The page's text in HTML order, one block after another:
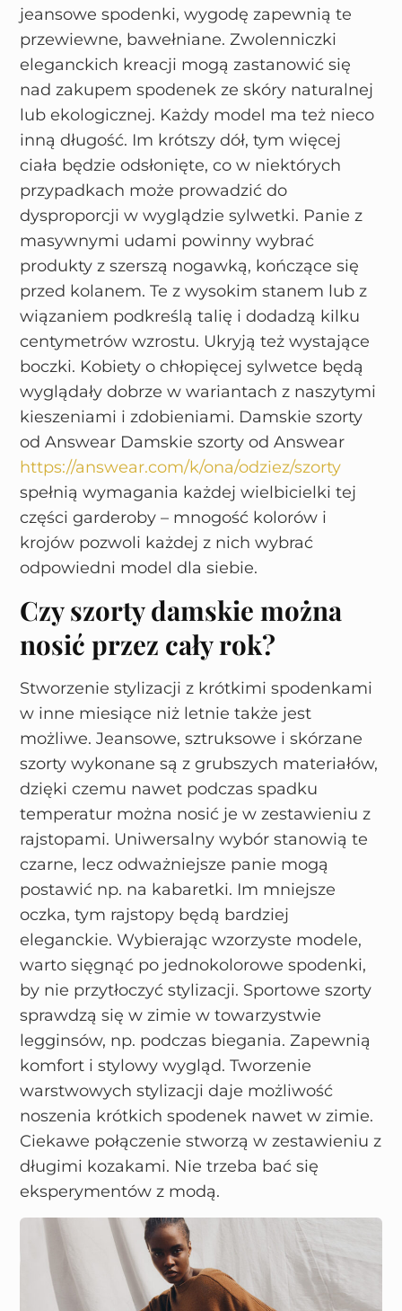
jeansowe spodenki, wygodę zapewnią te
przewiewne, bawełniane. Zwolenniczki
eleganckich kreacji mogą zastanowić się
nad zakupem spodenek ze skóry naturalnej
lub ekologicznej. Każdy model ma też nieco
inną długość. Im krótszy dół, tym więcej
ciała będzie odsłonięte, co w niektórych
przypadkach może prowadzić do
dysproporcji w wyglądzie sylwetki. Panie z
masywnymi udami powinny wybrać
produkty z szerszą nogawką, kończące się
przed kolanem. Te z wysokim stanem lub z
wiązaniem podkreślą talię i dodadzą kilku
centymetrów wzrostu. Ukryją też wystające
boczki. Kobiety o chłopięcej sylwetce będą
wyglądały dobrze w wariantach z naszytymi
kieszeniami i zdobieniami. Damskie szorty
od Answear Damskie szorty od Answear
https://answear.com/k/ona/odziez/szorty
spełnią wymagania każdej wielbicielki tej
części garderoby – mnogość kolorów i
krojów pozwoli każdej z nich wybrać
odpowiedni model dla siebie.
Czy szorty damskie można
nosić przez cały rok?
Stworzenie stylizacji z krótkimi spodenkami
w inne miesiące niż letnie także jest
możliwe. Jeansowe, sztruksowe i skórzane
szorty wykonane są z grubszych materiałów,
dzięki czemu nawet podczas spadku
temperatur można nosić je w zestawieniu z
rajstopami. Uniwersalny wybór stanowią te
czarne, lecz odważniejsze panie mogą
postawić np. na kabaretki. Im mniejsze
oczka, tym rajstopy będą bardziej
eleganckie. Wybierając wzorzyste modele,
warto sięgnąć po jednokolorowe spodenki,
by nie przytłoczyć stylizacji. Sportowe szorty
sprawdzą się w zimie w towarzystwie
legginsów, np. podczas biegania. Zapewnią
komfort i stylowy wygląd. Tworzenie
warstwowych stylizacji daje możliwość
noszenia krótkich spodenek nawet w zimie.
Ciekawe połączenie stworzą w zestawieniu z
długimi kozakami. Nie trzeba bać się
eksperymentów z modą.